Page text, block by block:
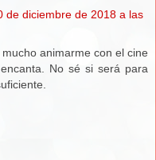
de diciembre de 2018 a las
animarme con el cine
No sé si será para